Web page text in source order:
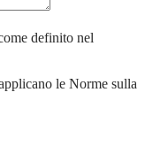
definito nel
le Norme sulla